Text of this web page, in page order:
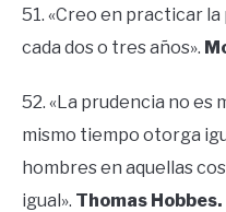
51. «Creo en practicar
cada dos o tres años».
52. «La prudencia no es
mismo tiempo otorga
hombres en aquellas
igual». Thomas Hobbes.